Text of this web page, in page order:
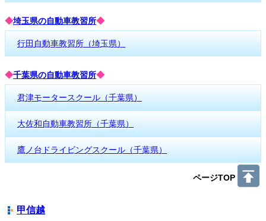
◆埼玉県の自動車教習所◆
行田自動車教習所（埼玉県）
◆千葉県の自動車教習所◆
君津モータースクール（千葉県）
大佐和自動車教習所（千葉県）
鷹ノ台ドライビングスクール（千葉県）
ページTOP
甲信越